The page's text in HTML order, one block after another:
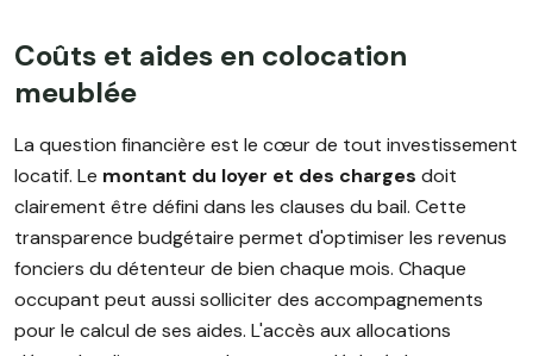
Coûts et aides en colocation
meublée
La question financière est le cœur de tout investissement
locatif. Le montant du loyer et des charges doit
clairement être défini dans les clauses du bail. Cette
transparence budgétaire permet d'optimiser les revenus
fonciers du détenteur de bien chaque mois. Chaque
occupant peut aussi solliciter des accompagnements
pour le calcul de ses aides. L'accès aux allocations